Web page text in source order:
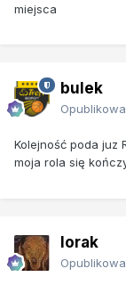
miejsca
bulek
Kolejność poda juz
moja rola się
lorak